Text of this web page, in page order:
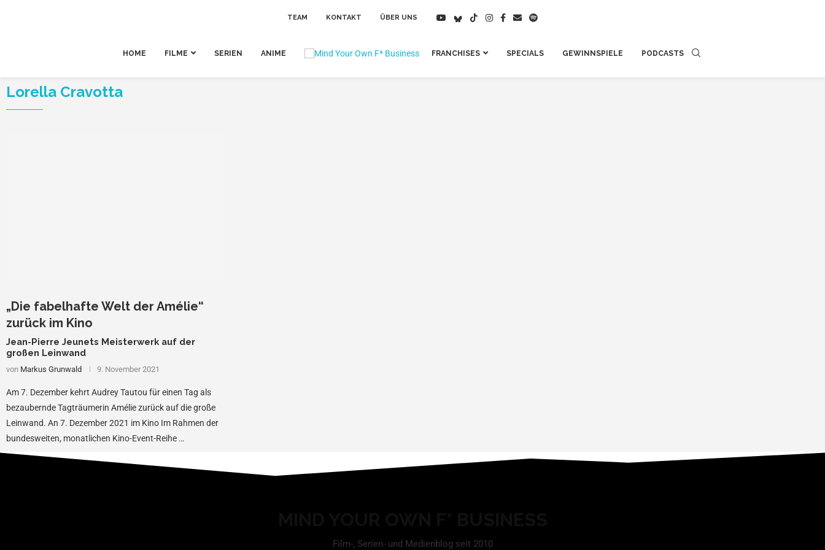
TEAM KONTAKT ÜBER UNS
HOME FILME SERIEN ANIME FRANCHISES SPECIALS GEWINNSPIELE PODCASTS
Lorella Cravotta
„Die fabelhafte Welt der Amélie“
zurück im Kino
Jean-Pierre Jeunets Meisterwerk auf der
großen Leinwand
von Markus Grunwald 9. November 2021
Am 7. Dezember kehrt Audrey Tautou für einen Tag als
bezaubernde Tagträumerin Amélie zurück auf die große
Leinwand. An 7. Dezember 2021 im Kino Im Rahmen der
bundesweiten, monatlichen Kino-Event-Reihe …
Film-, Serien- und Medienblog seit 2010